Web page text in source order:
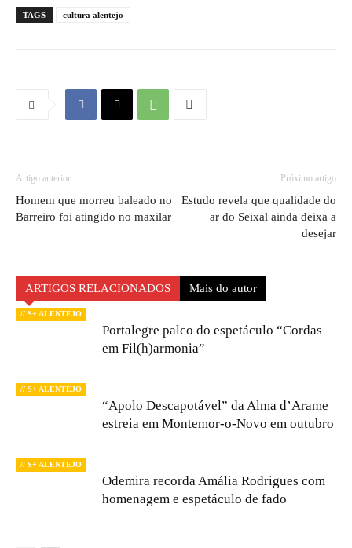
TAGS cultura alentejo
Artigo anterior
Homem que morreu baleado no
Barreiro foi atingido no maxilar
Próximo artigo
Estudo revela que qualidade do
ar do Seixal ainda deixa a
desejar
ARTIGOS RELACIONADOS Mais do autor
// S+ ALENTEJO
Portalegre palco do espetáculo “Cordas
em Fil(h)armonia”
// S+ ALENTEJO
“Apolo Descapotável” da Alma d’Arame
estreia em Montemor-o-Novo em outubro
// S+ ALENTEJO
Odemira recorda Amália Rodrigues com
homenagem e espetáculo de fado